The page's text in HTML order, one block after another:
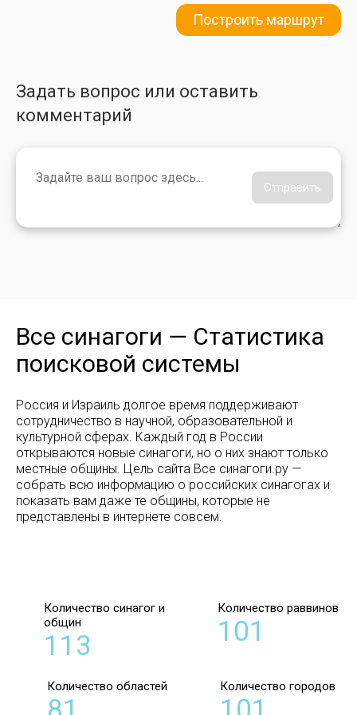
Построить маршрут
Задать вопрос или оставить
комментарий
Отправить
Все синагоги — Статистика
поисковой системы
Россия и Израиль долгое время поддерживают
сотрудничество в научной, образовательной и
культурной сферах. Каждый год в России
открываются новые синагоги, но о них знают только
местные общины. Цель сайта Все синагоги.ру —
собрать всю информацию о российских синагогах и
показать вам даже те общины, которые не
представлены в интернете совсем.
Количество синагог и
общин
113
Количество раввинов
101
Количество областей Количество городов